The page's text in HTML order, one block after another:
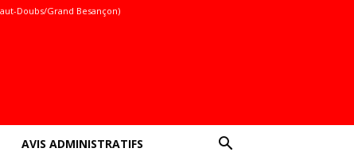
Doubs/Grand Besançon)
AVIS ADMINISTRATIFS